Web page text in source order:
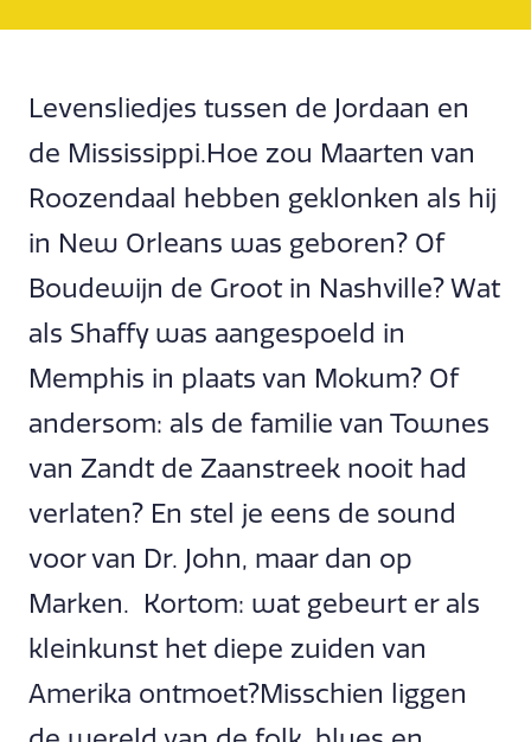
Levensliedjes tussen de Jordaan en
de Mississippi.Hoe zou Maarten van
Roozendaal hebben geklonken als hij
in New Orleans was geboren? Of
Boudewijn de Groot in Nashville? Wat
als Shaffy was aangespoeld in
Memphis in plaats van Mokum? Of
andersom: als de familie van Townes
van Zandt de Zaanstreek nooit had
verlaten? En stel je eens de sound
voor van Dr. John, maar dan op
Marken. Kortom: wat gebeurt er als
kleinkunst het diepe zuiden van
Amerika ontmoet?Misschien liggen